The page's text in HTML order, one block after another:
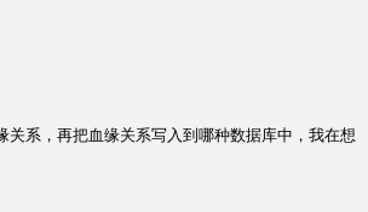
关系，再把血缘关系写入到哪种数据库中，我在想